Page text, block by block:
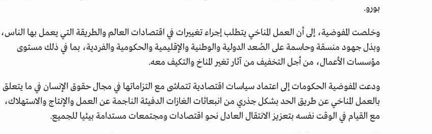
بورو.
وخلصت المفوضية، إلى أن العمل المناخي يتطلب إجراء تغييرات في اقتصادات العالم والطريقة التي يعمل بها الناس،
وبذل جهود منسقة وحاسمة على الصُعد الدولية والوطنية والإقليمية والحكومية والفردية، بما في ذلك مستوى
مؤسسات الأعمال، من أجل التخفيف من آثار تغير المناخ والتكيف معه.
ودعت المفوضية الحكومات إلى اعتماد سياسات اقتصادية تتماشى مع التزاماتها في مجال حقوق الإنسان في ما يتعلق
بالعمل المناخي عن طريق الحد بشكل جذري من انبعاثات الغازات الدفيئة الناجمة عن العمل والإنتاج والاستهلاك،
مع القيام في الوقت نفسه بتعزيز الانتقال العادل نحو اقتصادات ومجتمعات مستدامة بيئيا للجميع.